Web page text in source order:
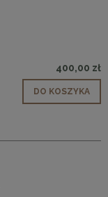
400,00 zł
DO KOSZYKA